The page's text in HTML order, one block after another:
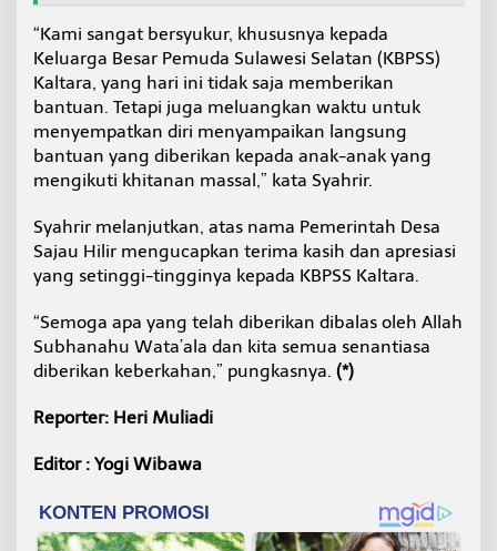
“Kami sangat bersyukur, khususnya kepada
Keluarga Besar Pemuda Sulawesi Selatan (KBPSS)
Kaltara, yang hari ini tidak saja memberikan
bantuan. Tetapi juga meluangkan waktu untuk
menyempatkan diri menyampaikan langsung
bantuan yang diberikan kepada anak-anak yang
mengikuti khitanan massal,” kata Syahrir.
Syahrir melanjutkan, atas nama Pemerintah Desa
Sajau Hilir mengucapkan terima kasih dan apresiasi
yang setinggi-tingginya kepada KBPSS Kaltara.
“Semoga apa yang telah diberikan dibalas oleh Allah
Subhanahu Wata’ala dan kita semua senantiasa
diberikan keberkahan,” pungkasnya. (*)
Reporter: Heri Muliadi
Editor : Yogi Wibawa